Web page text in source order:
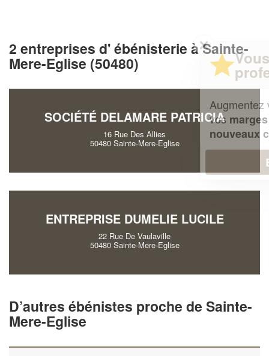
2 entreprises d' ébénisterie à Sainte-
Mere-Eglise (50480)
SOCIÉTÉ DELAMARE PATRICIA
16 Rue Des Allies
50480 Sainte-Mere-Eglise
ENTREPRISE DUMELIE LUCILE
22 Rue De Vaulaville
50480 Sainte-Mere-Eglise
D’autres ébénistes proche de Sainte-
Mere-Eglise
✕
Vous êtes un
professionnel ?
chiffre d'affaireset
vos margestout en gagnant de
nouveaux clients